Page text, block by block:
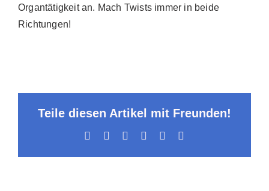
Organtätigkeit an. Mach Twists immer in beide
Richtungen!
Teile diesen Artikel mit Freunden!
Facebook LinkedInWhatsApp
Pinterest